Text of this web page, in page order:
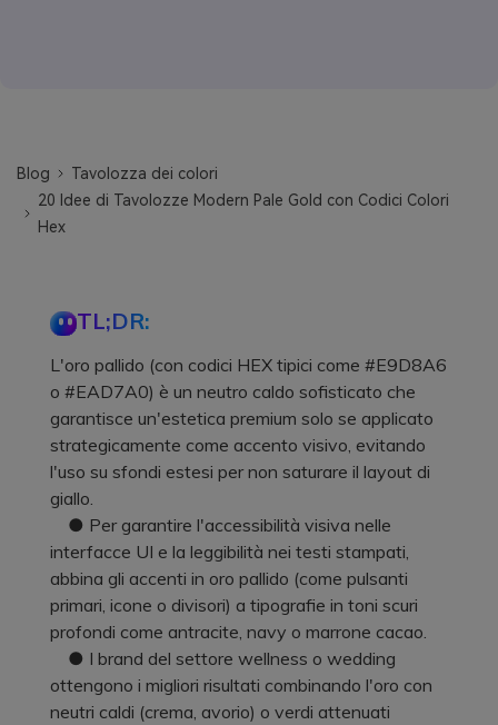
Blog
Tavolozza dei colori
20 Idee di Tavolozze Modern Pale Gold con Codici Colori
Hex
TL;DR:
L'oro pallido (con codici HEX tipici come #E9D8A6
o #EAD7A0) è un neutro caldo sofisticato che
garantisce un'estetica premium solo se applicato
strategicamente come accento visivo, evitando
l'uso su sfondi estesi per non saturare il layout di
giallo.
● Per garantire l'accessibilità visiva nelle
interfacce UI e la leggibilità nei testi stampati,
abbina gli accenti in oro pallido (come pulsanti
primari, icone o divisori) a tipografie in toni scuri
profondi come antracite, navy o marrone cacao.
● I brand del settore wellness o wedding
ottengono i migliori risultati combinando l'oro con
neutri caldi (crema, avorio) o verdi attenuati